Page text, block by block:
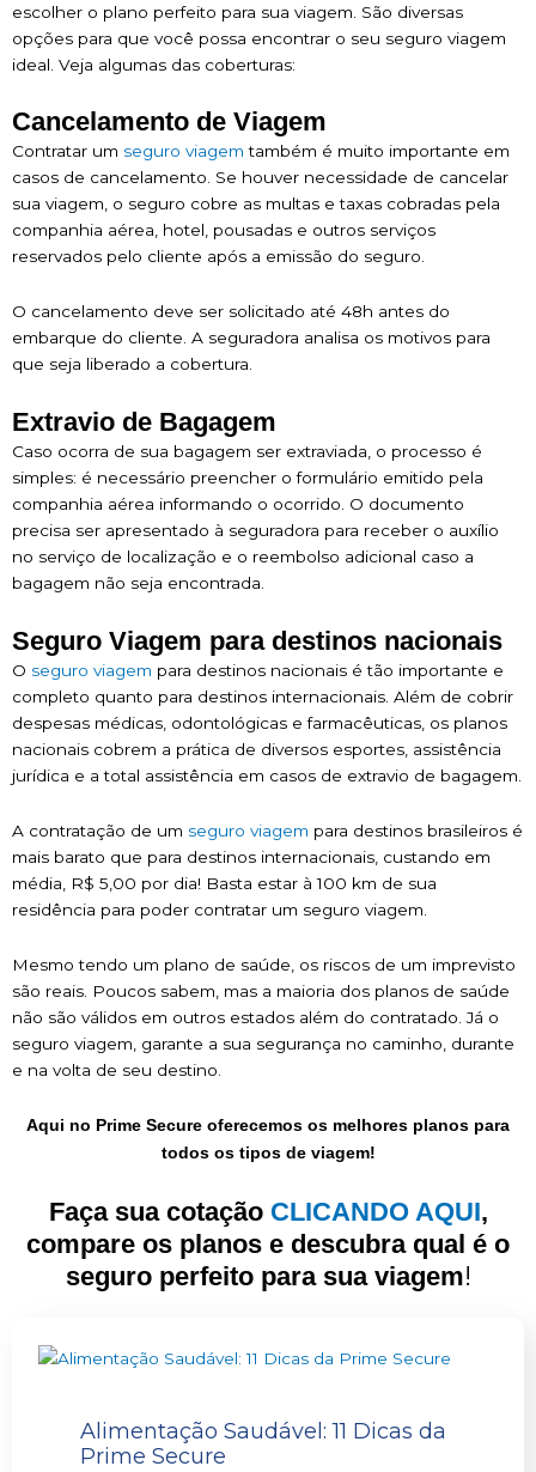
escolher o plano perfeito para sua viagem. São diversas
opções para que você possa encontrar o seu seguro viagem
ideal. Veja algumas das coberturas:
Cancelamento de Viagem
Contratar um seguro viagem também é muito importante em
casos de cancelamento. Se houver necessidade de cancelar
sua viagem, o seguro cobre as multas e taxas cobradas pela
companhia aérea, hotel, pousadas e outros serviços
reservados pelo cliente após a emissão do seguro.
O cancelamento deve ser solicitado até 48h antes do
embarque do cliente. A seguradora analisa os motivos para
que seja liberado a cobertura.
Extravio de Bagagem
Caso ocorra de sua bagagem ser extraviada, o processo é
simples: é necessário preencher o formulário emitido pela
companhia aérea informando o ocorrido. O documento
precisa ser apresentado à seguradora para receber o auxílio
no serviço de localização e o reembolso adicional caso a
bagagem não seja encontrada.
Seguro Viagem para destinos nacionais
O seguro viagem para destinos nacionais é tão importante e
completo quanto para destinos internacionais. Além de cobrir
despesas médicas, odontológicas e farmacêuticas, os planos
nacionais cobrem a prática de diversos esportes, assistência
jurídica e a total assistência em casos de extravio de bagagem.
A contratação de um seguro viagem para destinos brasileiros é
mais barato que para destinos internacionais, custando em
média, R$ 5,00 por dia! Basta estar à 100 km de sua
residência para poder contratar um seguro viagem.
Mesmo tendo um plano de saúde, os riscos de um imprevisto
são reais. Poucos sabem, mas a maioria dos planos de saúde
não são válidos em outros estados além do contratado. Já o
seguro viagem, garante a sua segurança no caminho, durante
e na volta de seu destino.
Aqui no Prime Secure oferecemos os melhores planos para
todos os tipos de viagem!
Faça sua cotaçãoCLICANDO AQUI,
compare os planos e descubra qual é o
seguro perfeito para sua viagem!
Alimentação Saudável: 11 Dicas da
Prime Secure